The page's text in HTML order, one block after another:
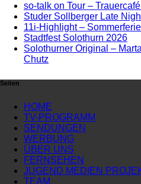
so-talk on Tour –
Studer Sollberger Late
11i-Highlight –
Stadtfest Solothurn 2026
Solothurner Original –
Chutz
Seiten
HOME
TV-PROGRAMM
SENDUNGEN
WERBUNG
ÜBER UNS
FERNSEHEN
JUGEND MEDIEN
TEAM